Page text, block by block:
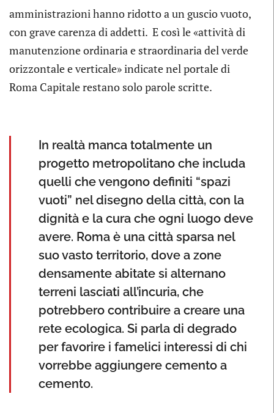
amministrazioni hanno ridotto a un guscio vuoto,
con grave carenza di addetti. E così le «attività di
manutenzione ordinaria e straordinaria del verde
orizzontale e verticale» indicate nel portale di
Roma Capitale restano solo parole scritte.
In realtà manca totalmente un
progetto metropolitano che includa
quelli che vengono definiti “spazi
vuoti” nel disegno della città, con la
dignità e la cura che ogni luogo deve
avere. Roma è una città sparsa nel
suo vasto territorio, dove a zone
densamente abitate si alternano
terreni lasciati all’incuria, che
potrebbero contribuire a creare una
rete ecologica. Si parla di degrado
per favorire i famelici interessi di chi
vorrebbe aggiungere cemento a
cemento.